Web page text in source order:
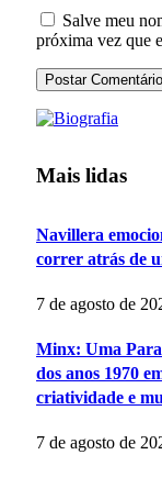
Salve meu
próxima vez que
Mais lidas
Navillera
correr atrás de
7 de agosto de
Minx: Uma
dos anos 1970
criatividade e
7 de agosto de